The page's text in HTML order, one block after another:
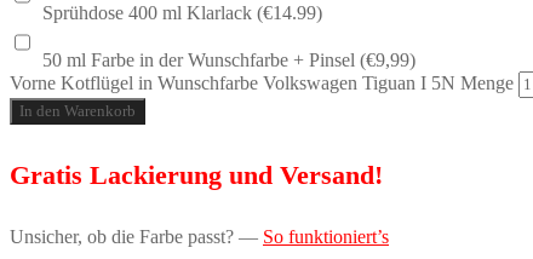
Sprühdose 400 ml Klarlack (€14.99)
50 ml Farbe in der Wunschfarbe + Pinsel (€9,99)
Vorne Kotflügel in Wunschfarbe Volkswagen Tiguan I 5N Menge
In den Warenkorb
Gratis Lackierung und Versand!
Unsicher, ob die Farbe passt? — So funktioniert’s